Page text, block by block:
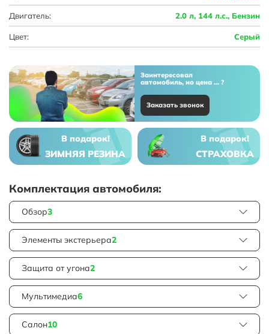
Двигатель: 2.0 л, 144 л.с., Бензин
Цвет: Серый
Заинтересовал
автомобиль, но цена ... ?
Заказать звонок
В подарок!
ЗИМНЯЯ РЕЗИНА
В подарок!
СТРАХОВКА
Комплектация автомобиля:
Обзор3
Элементы экстерьера2
Защита от угона2
Мультимедиа6
Салон10